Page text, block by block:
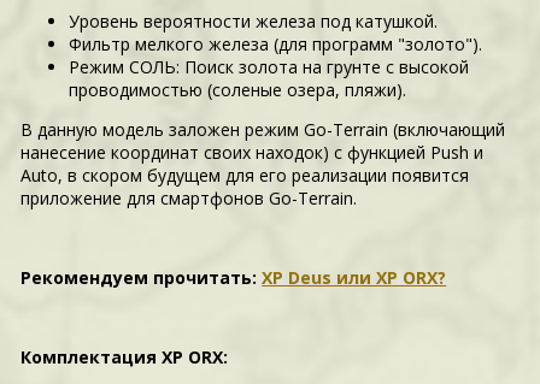
Уровень вероятности железа под катушкой.
Фильтр мелкого железа (для программ "золото").
Режим СОЛЬ: Поиск золота на грунте с высокой
проводимостью (соленые озера, пляжи).
В данную модель заложен режим Go-Terrain (включающий
нанесение координат своих находок) с функцией Push и
Auto, в скором будущем для его реализации появится
приложение для смартфонов Go-Terrain.
Рекомендуем прочитать:XP Deus или XP ORX?
Комплектация XP ORX: